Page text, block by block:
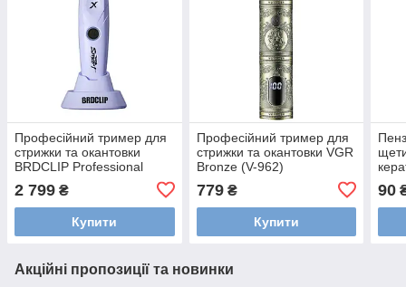
Професійний тример для
стрижки та окантовки
BRDCLIP Professional
(BRD-109-LAV)
2 799 ₴
Купити
Професійний тример для
стрижки та окантовки VGR
Bronze (V-962)
779₴
Купити
90
Акційні пропозиції та новинки